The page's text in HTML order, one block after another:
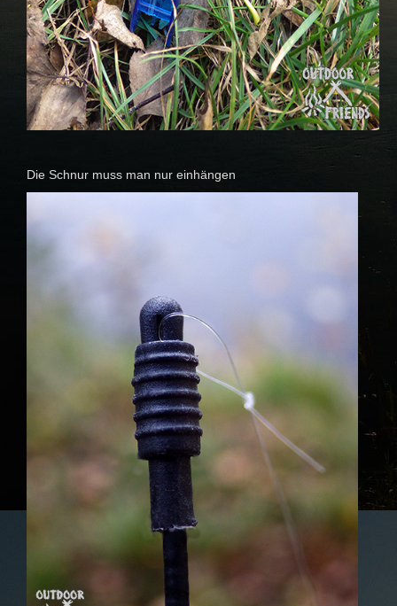
Die Schnur muss man nur einhängen